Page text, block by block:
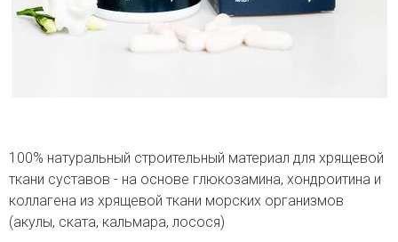
100% натуральный строительный материал для хрящевой
ткани суставов - на основе глюкозамина, хондроитина и
коллагена из хрящевой ткани морских организмов
(акулы, ската, кальмара, лосося)